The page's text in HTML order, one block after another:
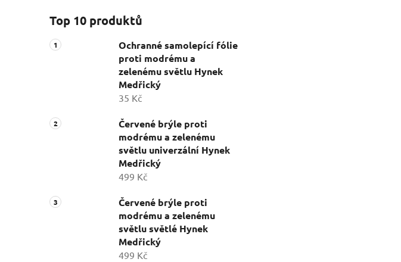
Top 10 produktů
Ochranné samolepící fólie
proti modrému a
zelenému světlu Hynek
Medřický
35 Kč
Červené brýle proti
modrému a zelenému
světlu univerzální Hynek
Medřický
499 Kč
Červené brýle proti
modrému a zelenému
světlu světlé Hynek
Medřický
499 Kč